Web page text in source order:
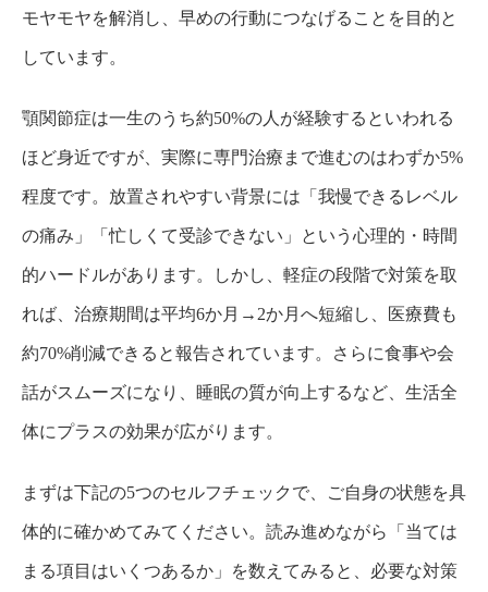
モヤモヤを解消し、早めの行動につなげることを目的と
しています。
顎関節症は一生のうち約50%の人が経験するといわれる
ほど身近ですが、実際に専門治療まで進むのはわずか5%
程度です。放置されやすい背景には「我慢できるレベル
の痛み」「忙しくて受診できない」という心理的・時間
的ハードルがあります。しかし、軽症の段階で対策を取
れば、治療期間は平均6か月→2か月へ短縮し、医療費も
約70%削減できると報告されています。さらに食事や会
話がスムーズになり、睡眠の質が向上するなど、生活全
体にプラスの効果が広がります。
まずは下記の5つのセルフチェックで、ご自身の状態を具
体的に確かめてみてください。読み進めながら「当ては
まる項目はいくつあるか」を数えてみると、必要な対策